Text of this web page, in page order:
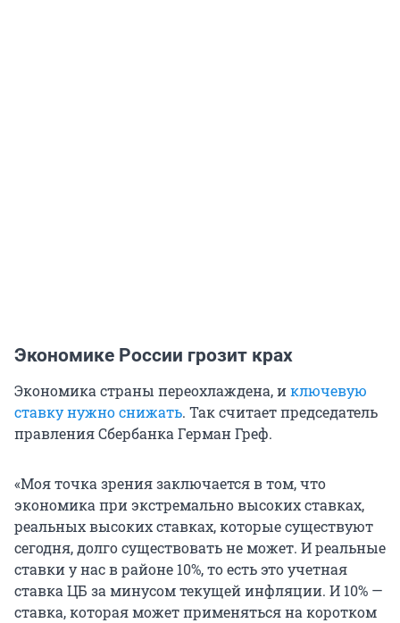
Экономике России грозит крах
Экономика страны переохлаждена, иключевую
ставку нужно снижать. Так считает председатель
правления Сбербанка Герман Греф.
«Моя точка зрения заключается в том, что
экономика при экстремально высоких ставках,
реальных высоких ставках, которые существуют
сегодня, долго существовать не может. И реальные
ставки у нас в районе 10%, то есть это учетная
ставка ЦБ за минусом текущей инфляции. И 10% —
ставка, которая может применяться на коротком